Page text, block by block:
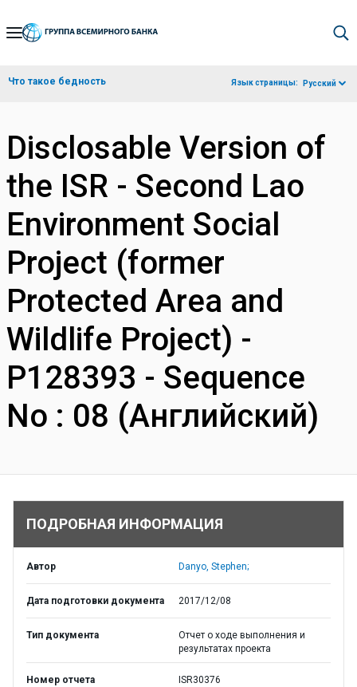
Skip
Navigation
Что такое бедность Язык страницы: Русский
Disclosable Version of
the ISR - Second Lao
Environment Social
Project (former
Protected Area and
Wildlife Project) -
P128393 - Sequence
No : 08 (Английский)
ПОДРОБНАЯ ИНФОРМАЦИЯ
Автор Danyo, Stephen;
Дата подготовки документа 2017/12/08
Тип документа
Отчет о ходе выполнения и
результатах проекта
Номер отчета ISR30376